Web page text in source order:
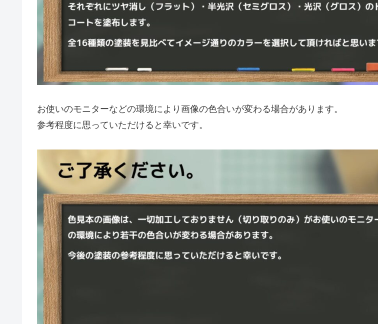
お使いのモニターなどの環境により画像の色合いが変わる場合があります。
参考程度に思っていただけると幸いです。